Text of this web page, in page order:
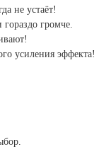
не устаёт!
громче.
усиления эффекта!